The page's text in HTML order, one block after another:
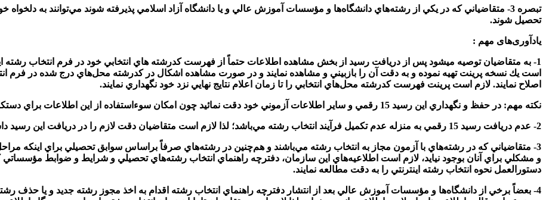
تبصره 3- متقاضياني كه در يكي از رشته‌هاي دانشگاه‌ها و مؤسسات آموزش عالي و يا دانشگاه آزاد اسلامي پذيرفته شوند مي‌توانند به
تحصيل شوند.
یادآوری‌های مهم :
است يك نسخه پرينت تهيه نموده و به دقت آن را بازبيني و مشاهده نمايند و در صورت مشاهده اشكال در كدرشته ‌محل‌هاي درج شده در فرم
اصلاح نمايند. لازم است پرينت فهرست كدرشته محل‌هاي انتخابي را تا زمان اعلام نتايج نهايي نزد خود نگهداري نمايند.
نكته مهم: در حفظ و نگهداري اين رسيد 15 رقمي و ساير اطلاعات آزموني خود دقت نمائيد چون امكان سوءاستفاده از اين اطلاعات براي دستكاري انتخاب رشته شما بعد از اتمام فرآيند انتخاب رشته وجود دارد.
2- عدم دريافت رسيد 15 رقمي به منزله عدم تكميل فرآيند انتخاب رشته مي‌باشد؛ لذا لازم است متقاضيان دقت لازم را در دريافت اين رسيد داشته باشند.
3- متقاضياني كه در رشته‌هاي با آزمون مجاز به انتخاب رشته مي‌باشند و هم‌چنين در رشته‌هاي صرفاً براساس سوابق تحصيلي براي اينكه
و مشكلي براي آنان بوجود نيايد، لازم است اطلاعيه‌هاي اين سازمان، دفترچه راهنماي انتخاب رشته‌هاي تحصيلي و شرايط و ضوابط
دستورالعمل نحوه انتخاب رشته اينترنتي را به دقت مطالعه نمايند.
4- بعضاً برخي از دانشگاه‌ها و مؤسسات آموزش عالي بعد از انتشار دفترچه راهنماي انتخاب رشته اقدام به اخذ مجوز رشته جديد و يا حذف